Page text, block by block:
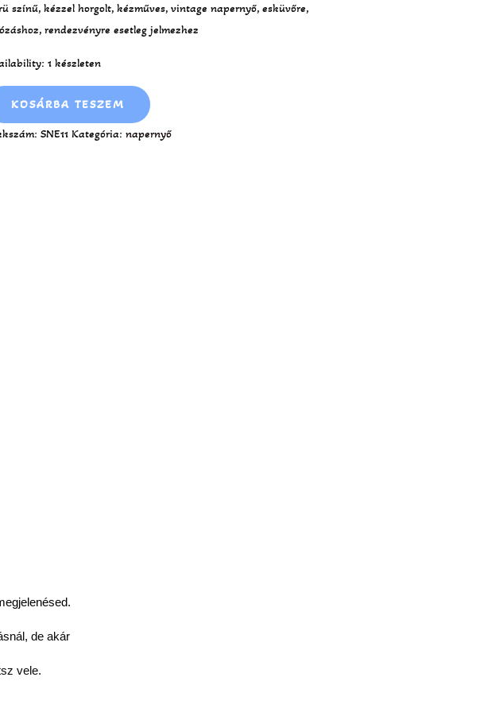
színű, kézzel horgolt, kézműves, vintage napernyő, esküvőre,
rendezvényre esetleg jelmezhez
1 készleten
KOSÁRBA TESZEM
SNE11 Kategória: napernyő
de akár
vele.